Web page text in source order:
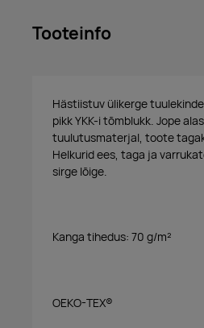
Tooteinfo
Hästiistuv ülikerge
pikk YKK-i tõmblukk. Jope
tuulutusmaterjal, toote
Helkurid ees, taga ja
sirge lõige.
Kanga tihedus: 70 g/m²
OEKO-TEX®